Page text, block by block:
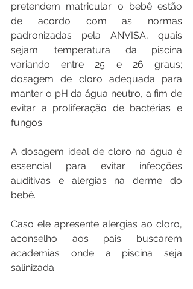
pretendem matricular o bebê estão
de acordo com as normas
padronizadas pela ANVISA, quais
sejam: temperatura da piscina
variando entre 25 e 26 graus;
dosagem de cloro adequada para
manter o pH da água neutro, a fim de
evitar a proliferação de bactérias e
fungos.
A dosagem ideal de cloro na água é
essencial para evitar infecções
auditivas e alergias na derme do
bebê.
Caso ele apresente alergias ao cloro,
aconselho aos pais buscarem
academias onde a piscina seja
salinizada.